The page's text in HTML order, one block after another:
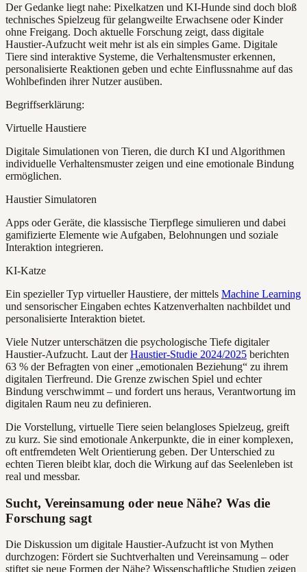
Der Gedanke liegt nahe: Pixelkatzen und KI-Hunde sind doch bloß
technisches Spielzeug für gelangweilte Erwachsene oder Kinder
ohne Freigang. Doch aktuelle Forschung zeigt, dass digitale
Haustier-Aufzucht weit mehr ist als ein simples Game. Digitale
Tiere sind interaktive Systeme, die Verhaltensmuster erkennen,
personalisierte Reaktionen geben und echte Einflussnahme auf das
Wohlbefinden ihrer Nutzer ausüben.
Begriffserklärung:
Virtuelle Haustiere
Digitale Simulationen von Tieren, die durch KI und Algorithmen
individuelle Verhaltensmuster zeigen und eine emotionale Bindung
ermöglichen.
Haustier Simulatoren
Apps oder Geräte, die klassische Tierpflege simulieren und dabei
gamifizierte Elemente wie Aufgaben, Belohnungen und soziale
Interaktion integrieren.
KI-Katze
Ein spezieller Typ virtueller Haustiere, der mittels Machine Learning
und sensorischer Eingaben echtes Katzenverhalten nachbildet und
personalisierte Interaktion bietet.
Viele Nutzer unterschätzen die psychologische Tiefe digitaler
Haustier-Aufzucht. Laut derHaustier-Studie 2024/2025 berichten
63 % der Befragten von einer „emotionalen Beziehung“ zu ihrem
digitalen Tierfreund. Die Grenze zwischen Spiel und echter
Bindung verschwimmt – und fordert uns heraus, Verantwortung im
digitalen Raum neu zu definieren.
Die Vorstellung, virtuelle Tiere seien belangloses Spielzeug, greift
zu kurz. Sie sind emotionale Ankerpunkte, die in einer komplexen,
oft entfremdeten Welt Orientierung geben. Der Unterschied zu
echten Tieren bleibt klar, doch die Wirkung auf das Seelenleben ist
real und messbar.
Sucht, Vereinsamung oder neue Nähe? Was die
Forschung sagt
Die Diskussion um digitale Haustier-Aufzucht ist von Mythen
durchzogen: Fördert sie Suchtverhalten und Vereinsamung – oder
stiftet sie neue Formen der Nähe? Wissenschaftliche Studien zeigen